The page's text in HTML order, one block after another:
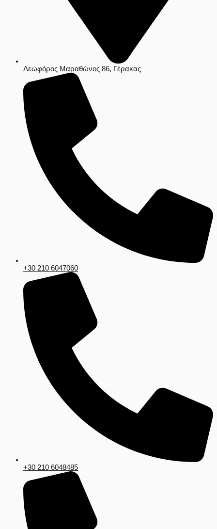
Λεωφόρος Μαραθώνος 86, Γέρακας
+30 210 6047060
+30 210 6048485